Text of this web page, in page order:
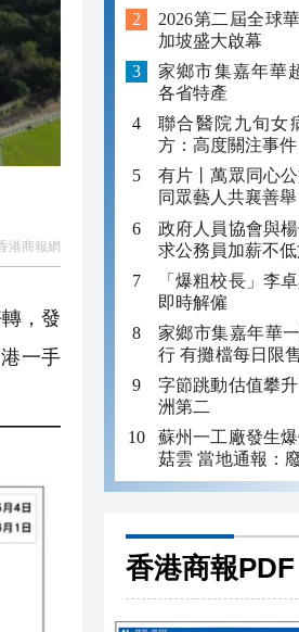
港商報網
，發
一手
2026第二屆全球
加坡盛大啟幕
家鄉市集嘉年華
各省特產
聯合醫院九旬女
方：高度關注事件
有片丨萬眾同心
同眾藝人共襄善舉
政府人員協會與
求公務員加薪不低
「爆粗校長」李
即時解僱
家鄉市集嘉年華
行 有攤檔每日限
吸客
字節跳動估值攀
洲第二
蘇州一工廠發生
菇雲 當地通報：
生火災 2人灼傷
香港商報PDF